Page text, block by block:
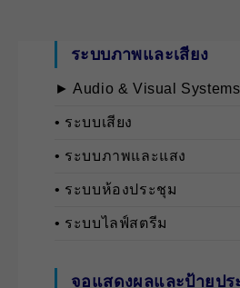
ระบบภาพและเสียง
► Audio & Visual
• ระบบเสียง
• ระบบภาพและแสง
• ระบบห้องประชุม
• ระบบไลฟ์สตรีม
จอแสดงผลและป้ายป